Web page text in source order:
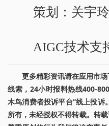
策划：关宇玲
AIGC技术支
更多精彩资讯请在应用市
线索，24小时报料热线400-
木鸟消费者投诉平台”线上投诉
所有，未经授权不得转载。转